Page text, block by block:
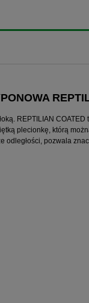
REPTILIAN
plecionkę, którą
odległości, pozwala